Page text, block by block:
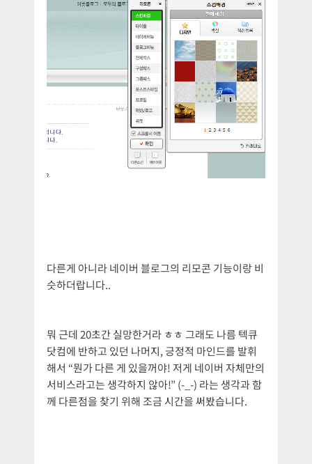
다른게 아니라 네이버 블로그의 리모콘 기능이랑 비
슷하더랍니다..
뭐 근데 20초간 실망한거라 ㅎㅎ 그래도 나름 텍큐
닷컴에 반하고 있던 나머지, 긍정적 마인드를 발휘
해서 “뭔가 다른 게 있을꺼야! 저게 네이버 자체만의
서비스라고는 생각하지 않아!” (-_-) 라는 생각과 함
께 다른점을 찾기 위해 조금 시간을 써봤습니다.